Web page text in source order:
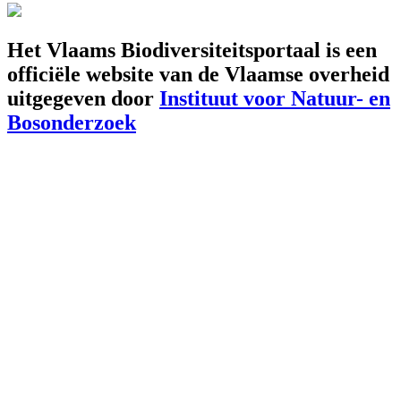
Het Vlaams Biodiversiteitsportaal is een
officiële website van de Vlaamse overheid
uitgegeven door Instituut voor Natuur- en
Bosonderzoek